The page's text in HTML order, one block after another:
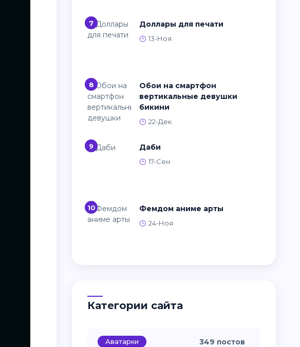
7 Доллары для печати
13-Ноя
8
Обои на смартфон
вертикальные девушки
бикини
22-Дек
9 Даби
17-Сен
10 Фемдом аниме арты
24-Ноя
Категории сайта
Аватарки 349 постов